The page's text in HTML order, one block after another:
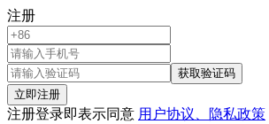
注册
获取验证码
立即注册
注册登录即表示同意 用户协议、隐私政策